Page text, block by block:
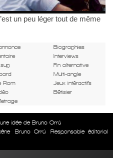
un peu léger tout de même
Biographies
Interviews
Fin alternative
Multi-angle
Rom
Jeux intéractifs
Bêtisier
idée de Bruno Orrú
Bruno Orrú
Responsable éditorial